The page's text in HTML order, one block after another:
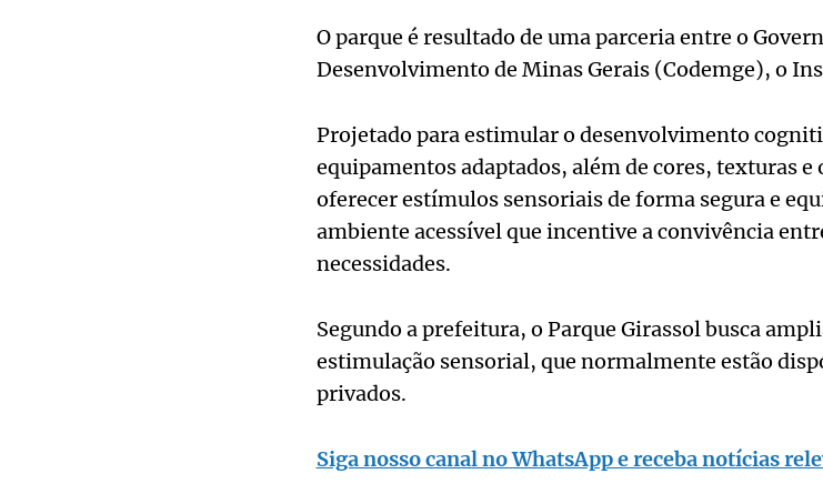
O parque é resultado de uma parceria entre o
Desenvolvimento de Minas Gerais (Codemge), o
Projetado para estimular o desenvolvimento
equipamentos adaptados, além de cores, texturas
oferecer estímulos sensoriais de forma segura e
ambiente acessível que incentive a convivência
necessidades.
Segundo a prefeitura, o Parque Girassol busca
estimulação sensorial, que normalmente estão
privados.
Siga nosso canal no WhatsApp e receba notícias